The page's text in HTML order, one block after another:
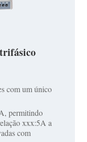
com um único
permitindo
xxx:5A a
com